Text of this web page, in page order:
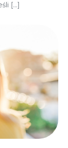
[…]